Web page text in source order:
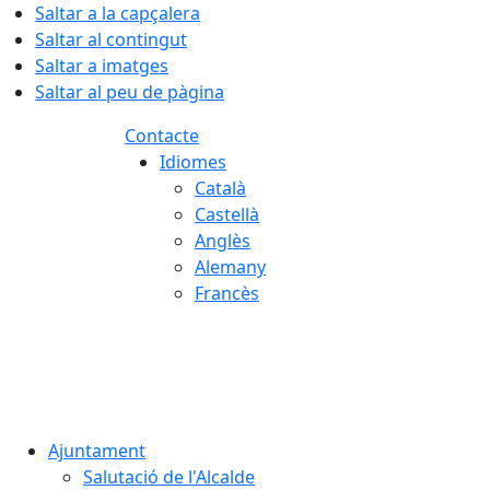
Saltar a la capçalera
Saltar al contingut
Saltar a imatges
Saltar al peu de pàgina
Contacte
Idiomes
Català
Castellà
Anglès
Alemany
Francès
Ajuntament
Salutació de l'Alcalde